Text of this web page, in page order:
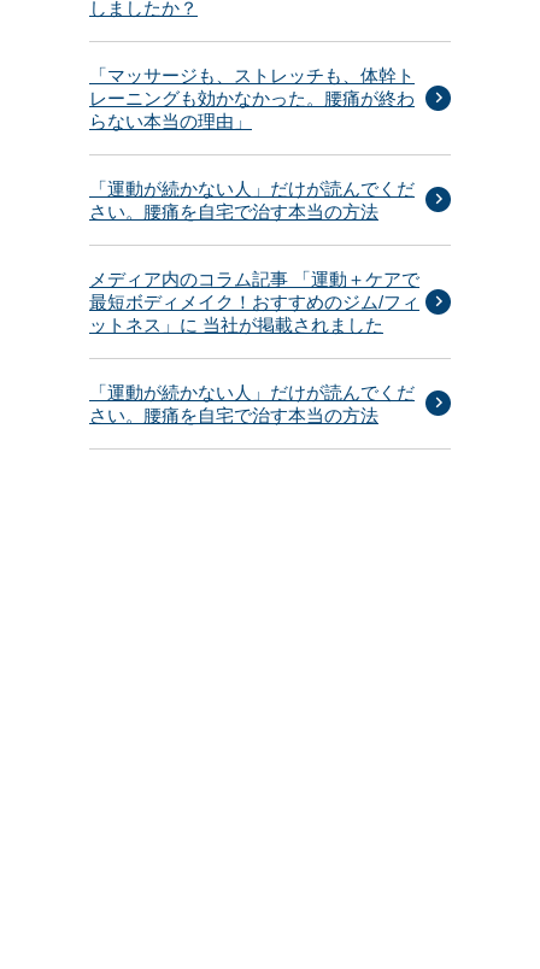
しましたか？
「マッサージも、ストレッチも、体幹ト
レーニングも効かなかった。腰痛が終わ
らない本当の理由」
「運動が続かない人」だけが読んでくだ
さい。腰痛を自宅で治す本当の方法
メディア内のコラム記事 「運動＋ケアで
最短ボディメイク！おすすめのジム/フィ
ットネス」に 当社が掲載されました
「運動が続かない人」だけが読んでくだ
さい。腰痛を自宅で治す本当の方法